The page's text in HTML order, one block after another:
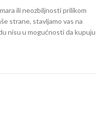
ili neozbiljnosti prilikom
strane, stavljamo vas na
nisu u mogućnosti da kupuju